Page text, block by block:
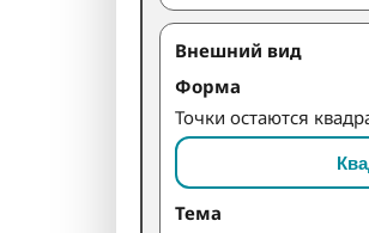
Внешний вид
Форма
Точки остаются
Тема